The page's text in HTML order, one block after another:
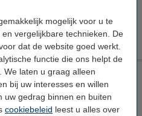
mogelijk voor u te
vergelijkbare technieken. De
dat de website goed werkt.
functie die ons helpt de
We laten u graag alleen
bij uw interesses en willen
uw gedrag binnen en buiten
cookiebeleid leest u alles over
Bestellen
40 | 140 cm | Wit
Ellen Wit